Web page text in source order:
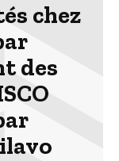
chez
des